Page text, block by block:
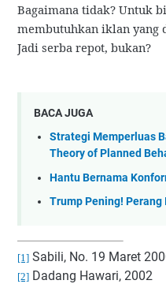
Bagaimana tidak? Untuk
membutuhkan iklan yang
Jadi serba repot, bukan?
BACA JUGA
Strategi Memperluas
Theory of Planned
Hantu Bernama
Trump Pening! Perang
[1] Sabili, No. 19 Maret
[2] Dadang Hawari, 2002